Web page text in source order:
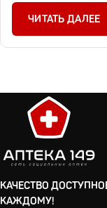
ЧИТАТЬ ДАЛЕЕ
КАЧЕСТВО
КАЖДОМУ!